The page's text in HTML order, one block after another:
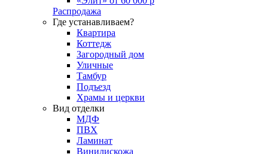
Распродажа
Где устанавливаем?
Квартира
Коттедж
Загородный дом
Уличные
Тамбур
Подъезд
Храмы и церкви
Вид отделки
МДФ
ПВХ
Ламинат
Винилискожа